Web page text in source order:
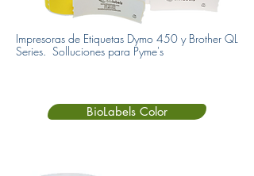
Impresoras de Etiquetas Dymo 450 y Brother QL
Series. Solluciones para Pyme's
BioLabels Color